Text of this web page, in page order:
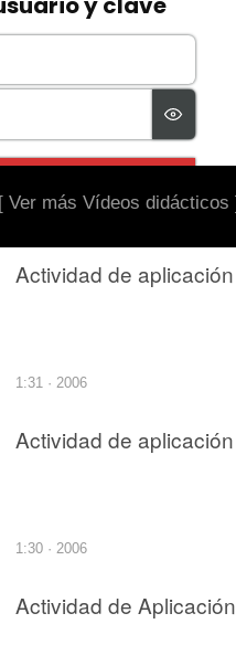
[ Ver más Vídeos didácticos
Actividad de aplicación
1:31 · 2006
Actividad de aplicación
1:30 · 2006
Actividad de Aplicación